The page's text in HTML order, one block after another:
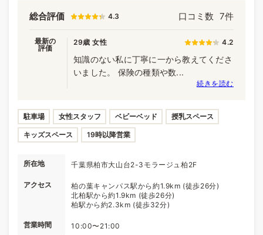
総合評価 4.3 口コミ数 7件
最新の
評価
29歳 女性 4.2
知識のない私に丁寧に一から教えてくださ
いました。 保険の種類や数...
続きを読む
駐車場 女性スタッフ ベビーベッド 授乳スペース
キッズスペース 19時以降営業
所在地 千葉県柏市大山台2-3モラージュ柏2F
アクセス
柏の葉キャンパス駅から約1.9km (徒歩26分)
北柏駅から約1.9km (徒歩26分)
柏駅から約2.3km (徒歩32分)
営業時間 10:00〜21:00